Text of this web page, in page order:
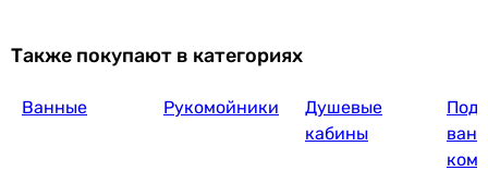
Также покупают в категориях
Ванные Рукомойники
Душевые
кабины